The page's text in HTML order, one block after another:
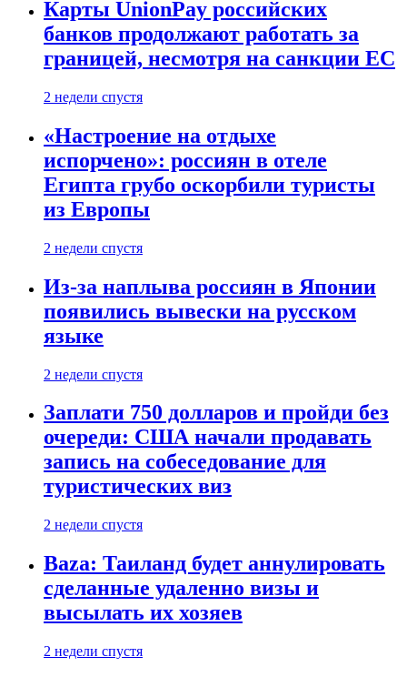
Карты UnionPay российских
банков продолжают работать за
границей, несмотря на санкции ЕС
2 недели спустя
«Настроение на отдыхе
испорчено»: россиян в отеле
Египта грубо оскорбили туристы
из Европы
2 недели спустя
Из-за наплыва россиян в Японии
появились вывески на русском
языке
2 недели спустя
Заплати 750 долларов и пройди без
очереди: США начали продавать
запись на собеседование для
туристических виз
2 недели спустя
Baza: Таиланд будет аннулировать
сделанные удаленно визы и
высылать их хозяев
2 недели спустя